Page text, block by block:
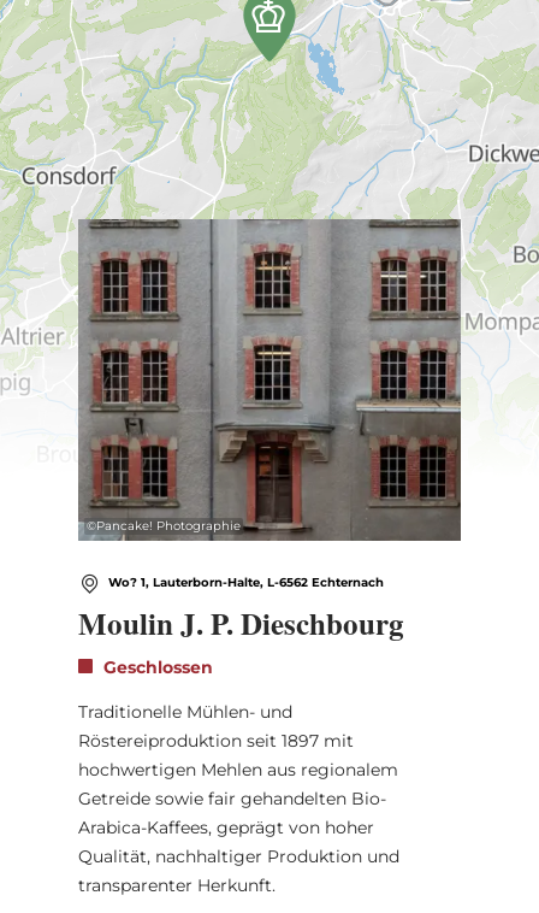
©Pancake! Photographie
Wo? 1, Lauterborn-Halte, L-6562 Echternach
Moulin J. P. Dieschbourg
Geschlossen
Traditionelle Mühlen- und
Röstereiproduktion seit 1897 mit
hochwertigen Mehlen aus regionalem
Getreide sowie fair gehandelten Bio-
Arabica-Kaffees, geprägt von hoher
Qualität, nachhaltiger Produktion und
transparenter Herkunft.
Mehr erfahren